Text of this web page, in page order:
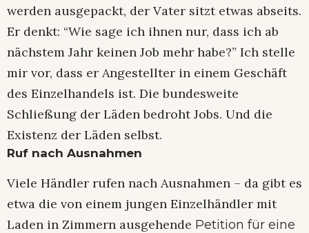
werden ausgepackt, der Vater sitzt etwas abseits.
Er denkt: “Wie sage ich ihnen nur, dass ich ab
nächstem Jahr keinen Job mehr habe?” Ich stelle
mir vor, dass er Angestellter in einem Geschäft
des Einzelhandels ist. Die bundesweite
Schließung der Läden bedroht Jobs. Und die
Existenz der Läden selbst.
Ruf nach Ausnahmen
Viele Händler rufen nach Ausnahmen – da gibt es
etwa die von einem jungen Einzelhändler mit
Laden in Zimmern ausgehende Petition für eine